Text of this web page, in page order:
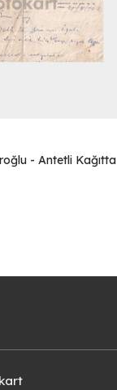
- Antetli Kağıtta